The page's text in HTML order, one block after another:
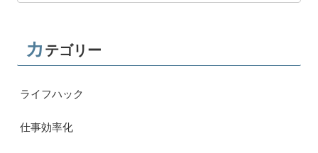
カ テゴリー
ライフハック
仕事効率化